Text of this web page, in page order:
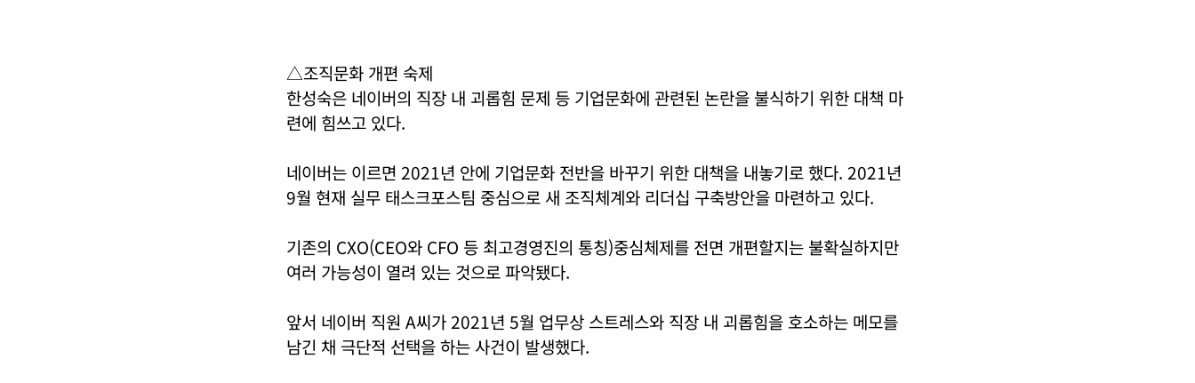
△조직문화 개편 숙제
한성숙은 네이버의 직장 내 괴롭힘 문제 등 기업문화에 관련된 논란을 불식하기 위한 대책 마
련에 힘쓰고 있다.
네이버는 이르면 2021년 안에 기업문화 전반을 바꾸기 위한 대책을 내놓기로 했다. 2021년
9월 현재 실무 태스크포스팀 중심으로 새 조직체계와 리더십 구축방안을 마련하고 있다.
기존의 CXO(CEO와 CFO 등 최고경영진의 통칭)중심체제를 전면 개편할지는 불확실하지만
여러 가능성이 열려 있는 것으로 파악됐다.
앞서 네이버 직원 A씨가 2021년 5월 업무상 스트레스와 직장 내 괴롭힘을 호소하는 메모를
남긴 채 극단적 선택을 하는 사건이 발생했다.